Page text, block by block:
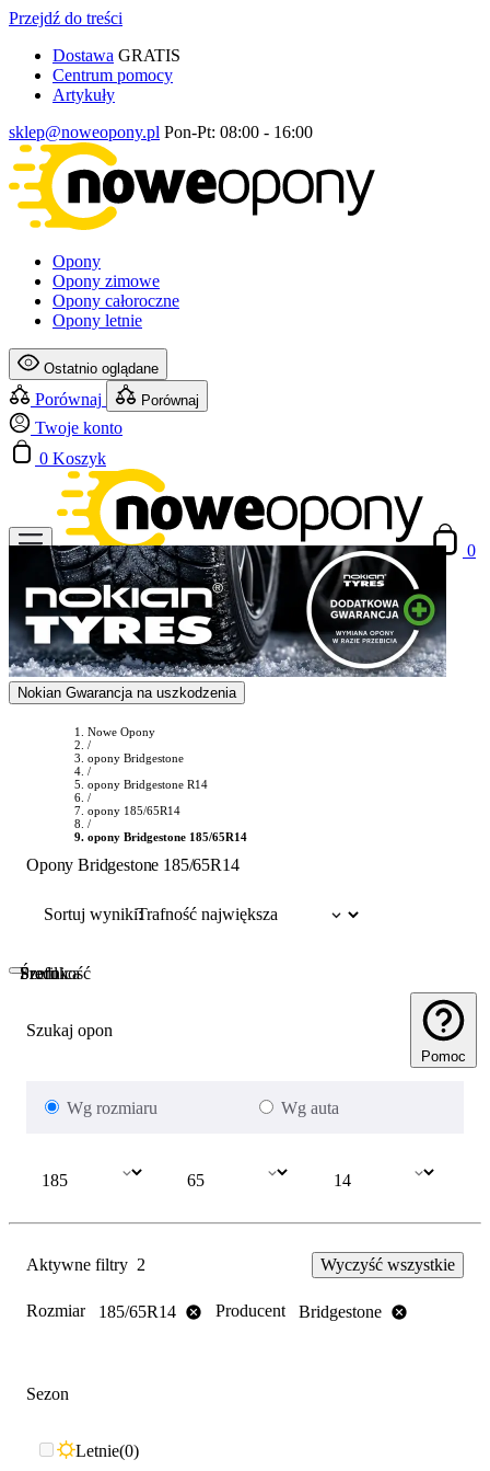
Przejdź do treści
Dostawa GRATIS
Centrum pomocy
Artykuły
sklep@noweopony.pl Pon-Pt: 08:00 - 16:00
Opony
Opony zimowe
Opony całoroczne
Opony letnie
Ostatnio oglądane
Porównaj Porównaj
Twoje konto
0 Koszyk
0
Nokian Gwarancja na uszkodzenia
Nowe Opony
/
opony Bridgestone
/
opony Bridgestone R14
/
opony 185/65R14
/
opony Bridgestone 185/65R14
Opony Bridgestone 185/65R14
Sortuj wyniki:
Szukaj opon
Pomoc
Wg rozmiaru Wg auta
Szerokość
Profil
Średnica
Aktywne filtry 2 Wyczyść wszystkie
Rozmiar 185/65R14 Producent Bridgestone
Sezon
Letnie 0